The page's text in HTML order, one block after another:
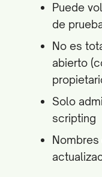
Puede
de
No es
abierto
Solo
scripting